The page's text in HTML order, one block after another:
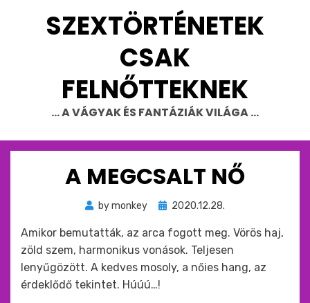
SZEXTÖRTÉNETEK
CSAK
FELNŐTTEKNEK
… A VÁGYAK ÉS FANTÁZIÁK VILÁGA …
A MEGCSALT NŐ
bymonkey
Beküldve
:
2020.12.28.
Amikor bemutatták, az arca fogott meg. Vörös haj,
zöld szem, harmonikus vonások. Teljesen
lenyűgözött. A kedves mosoly, a nőies hang, az
érdeklődő tekintet. Húúú…!